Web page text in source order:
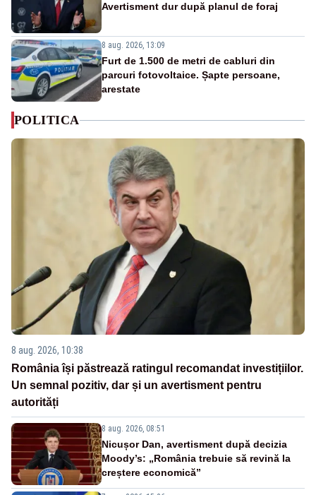
Avertisment dur după planul de foraj
8 aug. 2026, 13:09
Furt de 1.500 de metri de cabluri din
parcuri fotovoltaice. Șapte persoane,
arestate
POLITICA
8 aug. 2026, 10:38
România își păstrează ratingul recomandat investițiilor.
Un semnal pozitiv, dar și un avertisment pentru
autorități
8 aug. 2026, 08:51
Nicușor Dan, avertisment după decizia
Moody’s: „România trebuie să revină la
creștere economică”